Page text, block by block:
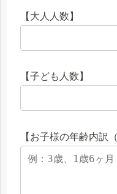
【大人人数】
【子ども人数】
【お子様の年齢内訳